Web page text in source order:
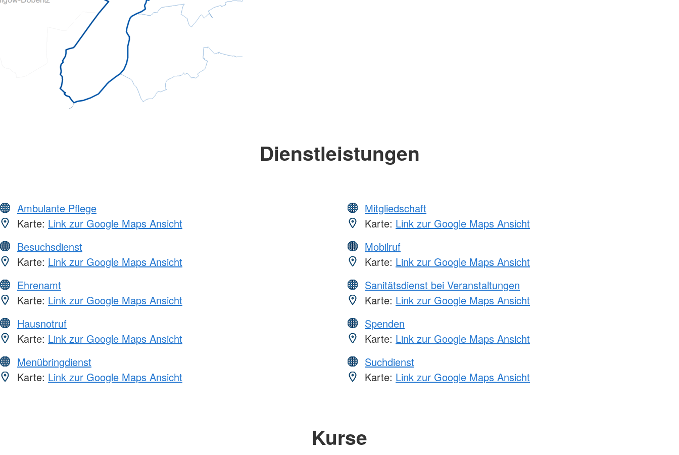
Dienstleistungen
Ambulante Pflege
Karte: Link zur Google Maps Ansicht
Besuchsdienst
Karte: Link zur Google Maps Ansicht
Ehrenamt
Karte: Link zur Google Maps Ansicht
Hausnotruf
Karte: Link zur Google Maps Ansicht
Menübringdienst
Karte: Link zur Google Maps Ansicht
Mitgliedschaft
Karte: Link zur Google Maps Ansicht
Mobilruf
Karte: Link zur Google Maps Ansicht
Sanitätsdienst bei Veranstaltungen
Karte: Link zur Google Maps Ansicht
Spenden
Karte: Link zur Google Maps Ansicht
Suchdienst
Karte: Link zur Google Maps Ansicht
Kurse